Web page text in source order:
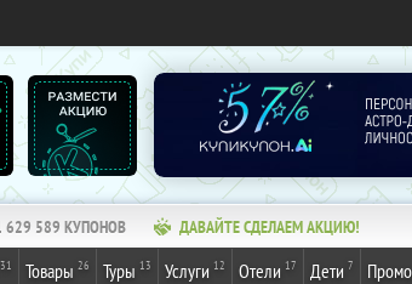
629 589 КУПОНОВ ДАВАЙТЕ СДЕЛАЕМ АКЦИЮ!
31 Товары 26 Туры 13 Услуги 12 Отели 17 Дети 7